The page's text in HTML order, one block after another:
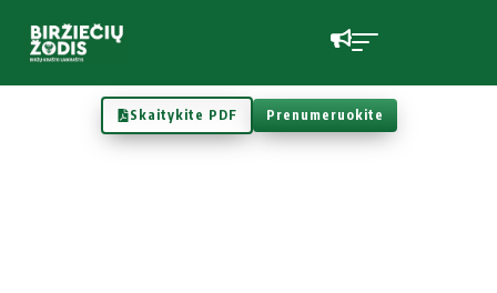
Skaitykite PDF Prenumeruokite